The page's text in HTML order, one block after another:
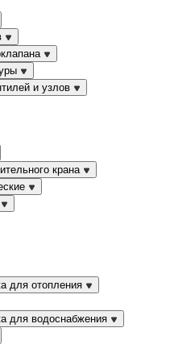
и узлов
крана
для отопления
для водоснабжения